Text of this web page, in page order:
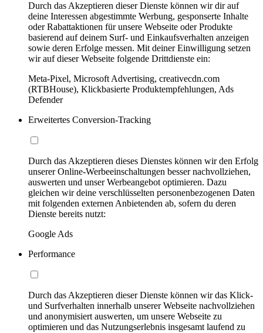
Durch das Akzeptieren dieser Dienste können wir dir auf
deine Interessen abgestimmte Werbung, gesponserte Inhalte
oder Rabattaktionen für unsere Webseite oder Produkte
basierend auf deinem Surf- und Einkaufsverhalten anzeigen
sowie deren Erfolge messen. Mit deiner Einwilligung setzen
wir auf dieser Webseite folgende Drittdienste ein:
Meta-Pixel, Microsoft Advertising, creativecdn.com
(RTBHouse), Klickbasierte Produktempfehlungen, Ads
Defender
Erweitertes Conversion-Tracking
Durch das Akzeptieren dieses Dienstes können wir den Erfolg
unserer Online-Werbeeinschaltungen besser nachvollziehen,
auswerten und unser Werbeangebot optimieren. Dazu
gleichen wir deine verschlüsselten personenbezogenen Daten
mit folgenden externen Anbietenden ab, sofern du deren
Dienste bereits nutzt:
Google Ads
Performance
Durch das Akzeptieren dieser Dienste können wir das Klick-
und Surfverhalten innerhalb unserer Webseite nachvollziehen
und anonymisiert auswerten, um unsere Webseite zu
optimieren und das Nutzungserlebnis insgesamt laufend zu